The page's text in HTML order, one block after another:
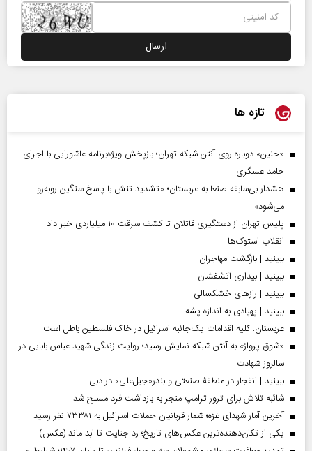
تازه ها
«حنین» دوباره روی آنتن شبکه تهران؛ بازپخش ویژه‌برنامه عاشورایی با اجرای
حامد عسگری
هشدار بی‌سابقه صنعا به عربستان؛ «تشدید تنش با پاسخ سنگین روبه‌رو
می‌شود»
پلیس تهران از دستگیری قاتلان تا کشف سرقت ۱۰ میلیاردی خبر داد
انقلاب استوک‌ها
ببینید | بازگشت مهاجران
ببینید | بیداری آتشفشان
ببینید | رازهای خشکسالی
ببینید | پهپادی به اندازه پشه
عربستان: کلیه اقدامات یک‌جانبه اسرائیل در خاک فلسطین باطل است
«شوق پرواز» به آنتن شبکه نمایش رسید؛ روایت زندگی شهید عباس بابایی در
سالروز شهادت
ببینید | انفجار در منطقۀ صنعتی و بندر«جبل‌علی» در دبی
شائبه تلاش برای ترور ترامپ منجر به بازداشت فرد مسلح شد
آخرین آمار شهدای غزه؛ شمار قربانیان حملات اسرائیل به ۷۳۳۸۱ نفر رسید
یکی از تکان‌دهنده‌ترین عکس‌های تاریخ؛ رد جنایت تا ابد ماند (عکس)